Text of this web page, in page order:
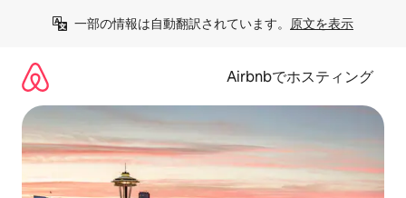
一部の情報は自動翻訳されています。 原文を表示
Airbnbでホスティング